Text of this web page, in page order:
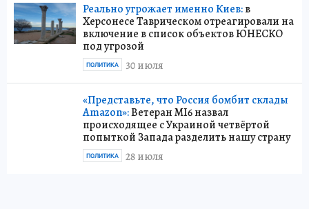
Реально угрожает именно Киев:в
Херсонесе Таврическом отреагировали на
включение в список объектов ЮНЕСКО
под угрозой
30 июля
ПОЛИТИКА
«Представьте, что Россия бомбит склады
Amazon»:Ветеран MI6 назвал
происходящее с Украиной четвёртой
попыткой Запада разделить нашу страну
28 июля
ПОЛИТИКА